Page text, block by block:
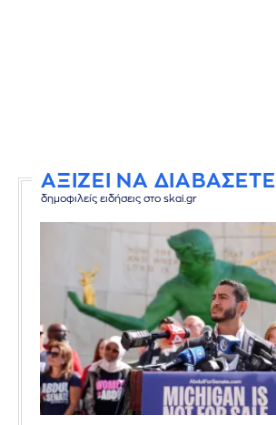
ΑΞΙΖΕΙ ΝΑ ΔΙΑΒΑΣΕΤΕ
δημοφιλείς ειδήσεις στο skai.gr